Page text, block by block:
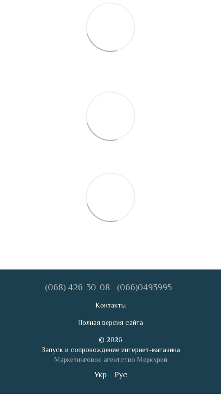
(068) 426-30-08 (066)0493995
Контакты
Полная версия сайта
© 2026
Запуск и сопровождение интернет-магазина
Маркетинговое агентство Меркурий
Укр Рус